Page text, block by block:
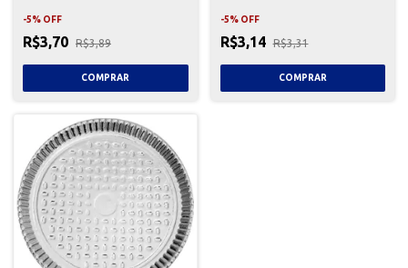
-5% OFF
R$3,70 R$3,89
-5% OFF
R$3,14 R$3,31